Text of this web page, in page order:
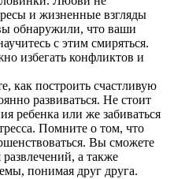
и жизненные взгляды
обнаружили, что ваши
с этим смиряться.
избегать конфликтов и
как построить счастливую
развиваться. Не стоит
ребенка или же забиваться
Помните о том, что
Вы сможете
а также
понимая друг друга.